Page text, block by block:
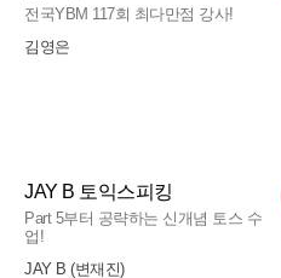
전국YBM 117회 최다만점 강사!
김영은
JAY B 토익스피킹
Part 5부터 공략하는 신개념 토스 수
업!
JAY B (변재진)